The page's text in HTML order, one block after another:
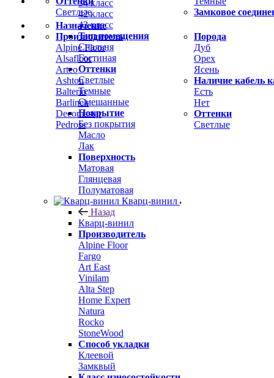
Светлые
Замковое
Назначение
Производитель
Alpine Floor
Alsafloor
Arteo
Ashton
Balterio
Barlinek
Decomaster
Pedross
Порода
Дуб
Орех
Ясень
Наличие кабель
Есть
Нет
Оттенки
Светлые
34 класс
42 класс
43 класс
Тип помещения
Спальня
Гостиная
Оттенки
Светлые
Темные
Смешанные
Покрытие
Без покрытия
Масло
Лак
Поверхность
Матовая
Глянцевая
Полуматовая
Кварц-винил
Назад
Кварц-винил
Производитель
Alpine Floor
Fargo
Art East
Vinilam
Alta Step
Home Expert
Natura
Rocko
StoneWood
Способ укладки
Клеевой
Замквый